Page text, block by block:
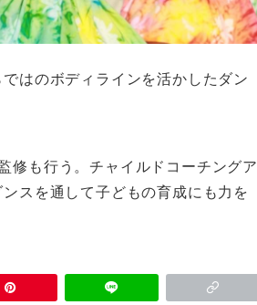
はのボディラインを活かしたダン
修も行う。チャイルドコーチングア
スを通して子どもの育成にも力を